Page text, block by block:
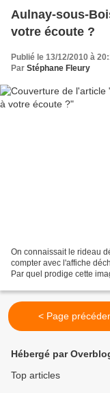
Aulnay-sous-
votre écoute ?
Publié le 13/12/2010 à
Par Stéphane Fleury
On connaissait le rideau
compter avec l'affiche
Par quel prodige cette
< Page
Hébergé par
Top articles